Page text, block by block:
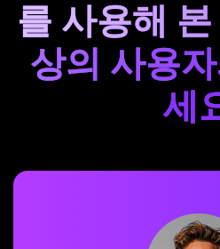
를 사용해 본
상의 사용
세